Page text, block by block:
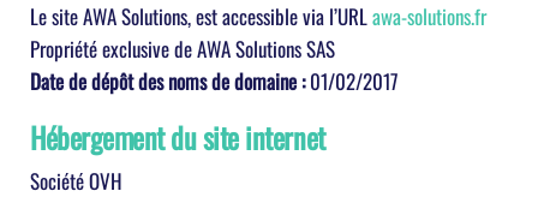
Le site AWA Solutions, est accessible via l’URLawa-solutions.fr
Propriété exclusive de AWA Solutions SAS
Date de dépôt des noms de domaine :01/02/2017
Hébergement du site internet
Société OVH